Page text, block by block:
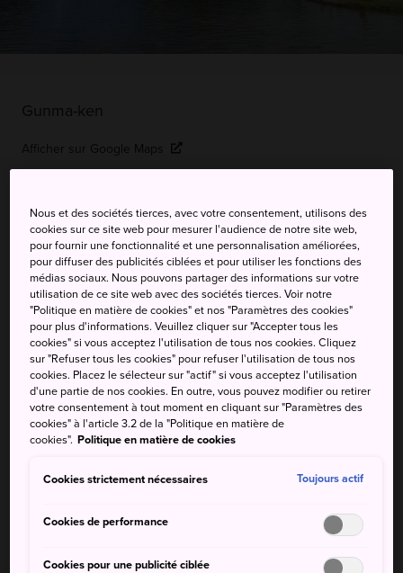
Gunma-ken
Afficher sur Google Maps
MOTS-CLÉS CARTE
Un lac de cratère en toutes
saisons
Le lac Haruna se trouve à 1 100 mètres au-dessus du
niveau de la mer dans la caldeira d'un volcan en sommeil
depuis des lustres. Ce lac est superbe toute l'année et
vous pouvez y profiter d'un certain nombres d'activités
saisonnières.
Nous et des sociétés tierces, avec votre consentement, utilisons des
cookies sur ce site web pour mesurer l'audience de notre site web,
pour fournir une fonctionnalité et une personnalisation améliorées,
pour diffuser des publicités ciblées et pour utiliser les fonctions des
médias sociaux. Nous pouvons partager des informations sur votre
utilisation de ce site web avec des sociétés tierces. Voir notre
"Politique en matière de cookies" et nos "Paramètres des cookies"
pour plus d'informations. Veuillez cliquer sur "Accepter tous les
cookies" si vous acceptez l'utilisation de tous nos cookies. Cliquez
sur "Refuser tous les cookies" pour refuser l'utilisation de tous nos
cookies. Placez le sélecteur sur "actif" si vous acceptez l'utilisation
d'une partie de nos cookies. En outre, vous pouvez modifier ou retirer
votre consentement à tout moment en cliquant sur "Paramètres des
cookies" à l'article 3.2 de la "Politique en matière de
cookies". Politique en matière de cookies
Cookies strictement nécessaires Toujours actif
Cookies de performance
Cookies pour une publicité ciblée